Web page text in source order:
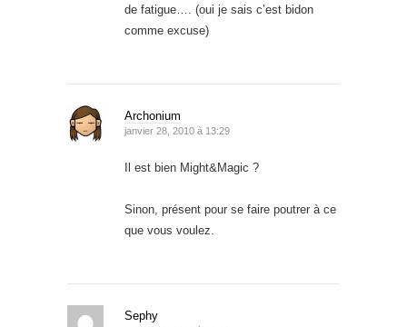
de fatigue…. (oui je sais c’est bidon
comme excuse)
Archonium
janvier 28, 2010 à 13:29
Il est bien Might&Magic ?
Sinon, présent pour se faire poutrer à ce
que vous voulez.
Sephy